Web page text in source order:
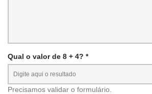
Qual o valor de 8 + 4? *
Precisamos validar o formulário.